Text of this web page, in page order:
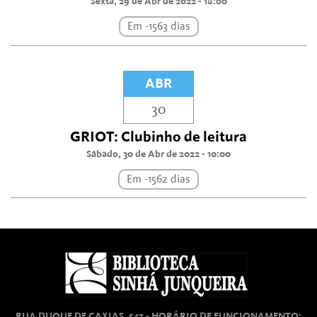
Em -1563 dias
ABR
30
GRIOT: Clubinho de leitura
Sábado, 30 de Abr de 2022 - 10:00
Em -1562 dias